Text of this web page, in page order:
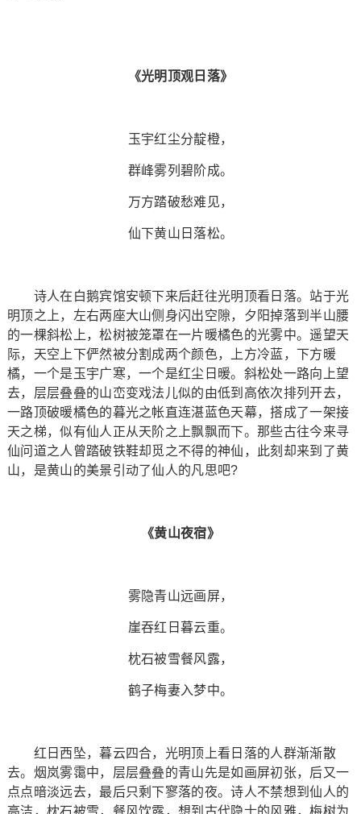
《光明顶观日落》
玉宇红尘分靛橙，
群峰雾列碧阶成。
万方踏破愁难见，
仙下黄山日落松。
诗人在白鹅宾馆安顿下来后赶往光明顶看日落。站于光
明顶之上，左右两座大山侧身闪出空隙，夕阳掉落到半山腰
的一棵斜松上，松树被笼罩在一片暖橘色的光雾中。遥望天
际，天空上下俨然被分割成两个颜色，上方冷蓝，下方暖
橘，一个是玉宇广寒，一个是红尘日暖。斜松处一路向上望
去，层层叠叠的山峦变戏法儿似的由低到高依次排列开去，
一路顶破暖橘色的暮光之帐直连湛蓝色天幕，搭成了一架接
天之梯，似有仙人正从天阶之上飘飘而下。那些古往今来寻
仙问道之人曾踏破铁鞋却觅之不得的神仙，此刻却来到了黄
山，是黄山的美景引动了仙人的凡思吧?
《黄山夜宿》
雾隐青山远画屏，
崖吞红日暮云重。
枕石被雪餐风露，
鹤子梅妻入梦中。
红日西坠，暮云四合，光明顶上看日落的人群渐渐散
去。烟岚雾霭中，层层叠叠的青山先是如画屏初张，后又一
点点暗淡远去，最后只剩下寥落的夜。诗人不禁想到仙人的
高洁，枕石被雪，餐风饮露，想到古代隐士的风雅，梅树为